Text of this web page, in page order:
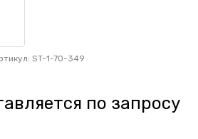
ST-1-70-349
по запросу